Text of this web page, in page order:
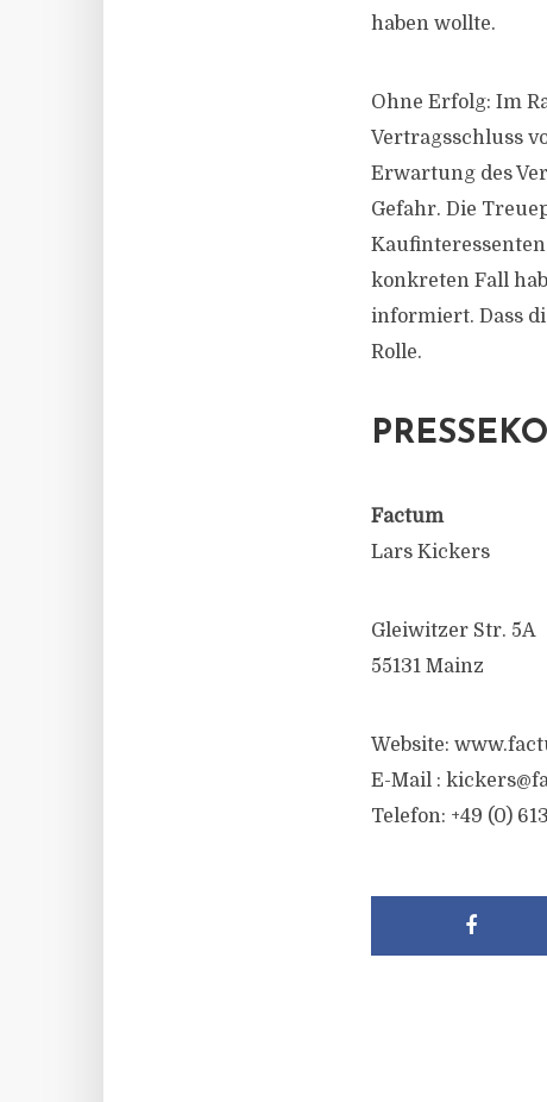
haben wollte.
Ohne Erfolg: Im
Vertragsschluss
Erwartung des
Gefahr. Die
konkreten Fall
informiert. Dass
Rolle.
Factum
Lars Kickers
Gleiwitzer Str. 5A
55131 Mainz
Website:
E-Mail :
Telefon: +49 (0)